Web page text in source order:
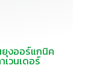
งออร์แกนิค
เวนเดอร์